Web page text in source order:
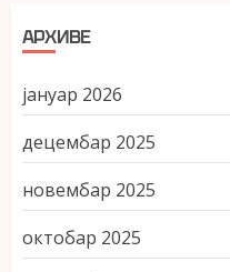
АРХИВЕ
јануар 2026
децембар 2025
новембар 2025
октобар 2025